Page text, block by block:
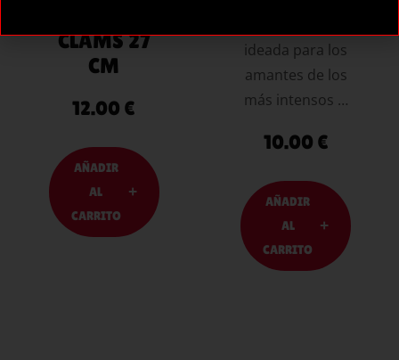
CLAMS 27
CM
12.00 €
AÑADIR
AL
CARRITO
ideada para los
amantes de los
más intensos …
10.00 €
AÑADIR
AL
CARRITO